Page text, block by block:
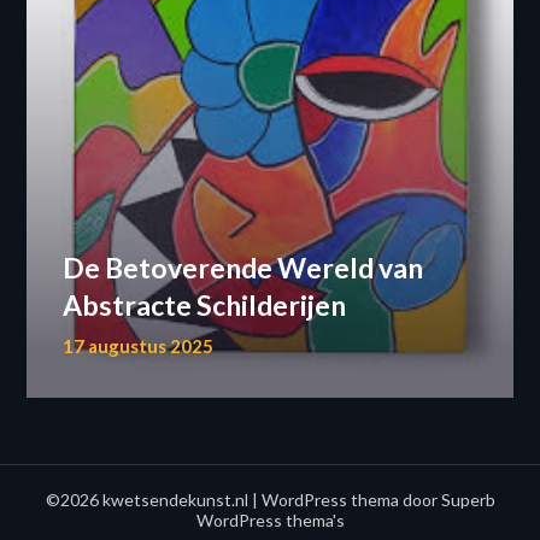
De Betoverende Wereld van
Abstracte Schilderijen
17 augustus 2025
©2026 kwetsendekunst.nl | WordPress thema doorSuperb
WordPress thema's